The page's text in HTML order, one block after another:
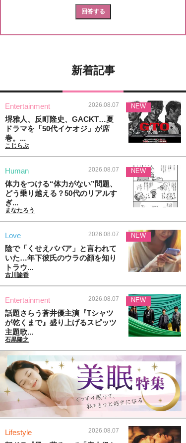
新着記事
Entertainment 2026.08.07
堺雅人、反町隆史、GACKT…夏
ドラマを「50代イケオジ」が席
巻。...
こじらぶ
NEW
Human 2026.08.07
体力をつける“体力がない”問題、
どう乗り越える？50代のリアルす
ぎ...
まなたろう
NEW
Love 2026.08.07
陰で「くせえババア」と言われて
いた…年下彼氏のウラの顔を知り
トラウ...
古川諭香
NEW
Entertainment 2026.08.07
話題さらう蒼井優主演『Tシャツ
が乾くまで』盛り上げるスピッツ
主題歌...
石黒隆之
NEW
Lifestyle 2026.08.07